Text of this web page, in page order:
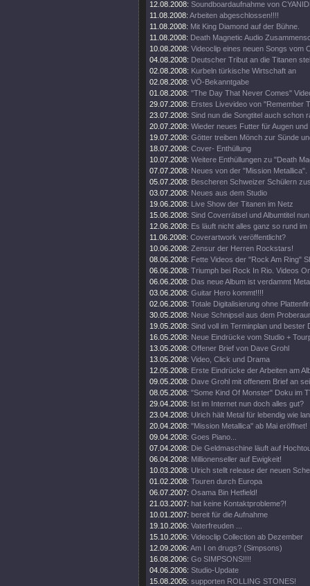
12.08.2008: Soundboardaufnahme von
11.08.2008: Arbeiten abgeschlossen!!!!
11.08.2008: Mit King Diamond auf der Bühne.
11.08.2008: Death Magnetic Audio
10.08.2008: Videoclip eines neuen Songs vom
04.08.2008: Deutscher Tribut an die Titanen
02.08.2008: Kurbeln türkische Wirtschaft an
02.08.2008: VÖ-Bekanntgabe
01.08.2008: "The Day That Never Comes"
29.07.2008: Erstes Livevideo von "Remember
23.07.2008: Sind nun die Songtitel auch schon
20.07.2008: Wieder neues Futter für Augen
19.07.2008: Götter treiben Mönch zur Sünde
18.07.2008: Cover- Enthüllung
10.07.2008: Weitere Enthüllungen zu "Death
07.07.2008: Neues von der "Mission Metallica".
05.07.2008: Bescheren Schweizer Schülern
03.07.2008: Neues aus dem Studio
19.06.2008: Live Show der Titanen im Netz
15.06.2008: Sind Coverrätsel und Albumtitel
12.06.2008: Es läuft nicht alles ganz so rund im
11.06.2008: Coverartwork veröffentlicht?
10.06.2008: Zensur der Herren Rockstars!
08.06.2008: Fette Videos der "Rock Am Ring"
06.06.2008: Triumph bei Rock In Rio. Videos
06.06.2008: Das neue Album ist verdammt
03.06.2008: Guitar Hero kommt!!!!
02.06.2008: Totale Digitalisierung ohne
30.05.2008: Neue Schnipsel aus dem
19.05.2008: Sind voll im Terminplan und bester
16.05.2008: Neue Eindrücke vom Studio +
13.05.2008: Offener Brief von Dave Grohl
13.05.2008: Video, Click und Drama
12.05.2008: Erste Eindrücke der Arbeiten am
09.05.2008: Dave Grohl mit offenem Brief an
08.05.2008: "Some Kind Of Monster" Doku im
29.04.2008: Ist im Internet nun doch alles gut?
23.04.2008: Ulrich hält Metal für lebendig wie
20.04.2008: "Mission Metallica" ab Mai eröffnet!
09.04.2008: Goes Piano...
07.04.2008: Die Geldmaschine läuft auf
06.04.2008: Millionenseller auf Ewigkeit!
10.03.2008: Ulrich stellt release der neuen
01.02.2008: Touren durch Europa
06.07.2007: Osama Bin Hetfield!
21.03.2007: hat keine Kontaktprobleme?!
10.01.2007: bereit für die Aufnahme
19.10.2006: Vaterfreuden ...
15.10.2006: Videoclip Collection ab Dezember
12.09.2006: Am I on drugs? (Simpsons)
16.08.2006: Go SIMPSONS!!!!
04.06.2006: Studio-Update
15.08.2005: supporten ROLLING STONES!